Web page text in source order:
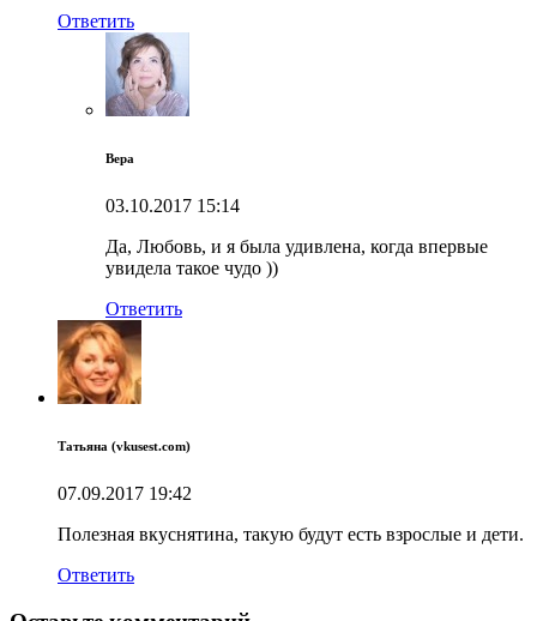
Ответить
Вера
03.10.2017 15:14
Да, Любовь, и я была удивлена, когда впервые
увидела такое чудо ))
Ответить
Татьяна (vkusest.com)
07.09.2017 19:42
Полезная вкуснятина, такую будут есть взрослые и дети.
Ответить